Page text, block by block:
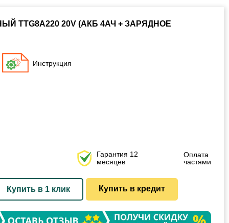
TTG8A220 20V (АКБ 4АЧ + ЗАРЯДНОЕ
Инструкция
Гарантия 12
месяцев
Оплата
частями
Купить в 1 клик Купить в кредит